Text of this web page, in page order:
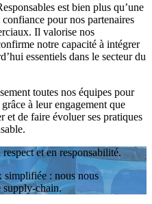
est bien plus qu’une
pour nos partenaires
Il valorise nos
notre capacité à intégrer
essentiels dans le secteur du
toutes nos équipes pour
à leur engagement que
de faire évoluer ses pratiques
et en responsabilité.
simplifiée : nous nous
supply-chain.